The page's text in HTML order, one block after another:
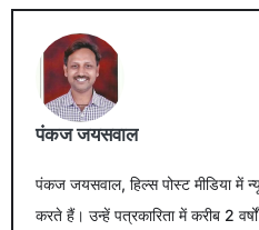
पंकज जयसवाल
पंकज जयसवाल, हिल्स पोस्ट मीडिया में
करते हैं। उन्हें पत्रकारिता में करीब 2